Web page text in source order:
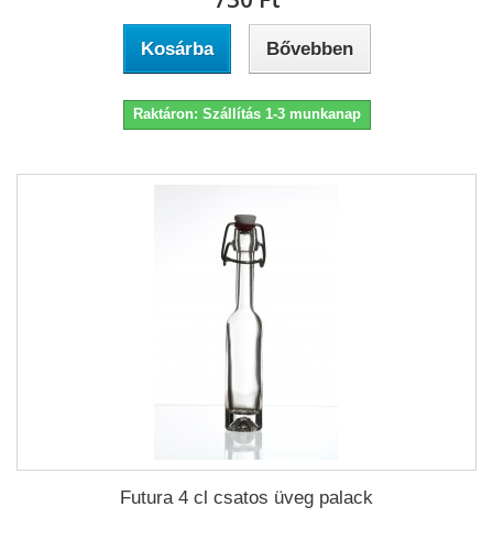
Kosárba Bővebben
Raktáron: Szállítás 1-3 munkanap
Futura 4 cl csatos üveg palack